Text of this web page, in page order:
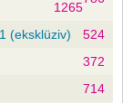
1265
(eksklüziv)
524
372
714